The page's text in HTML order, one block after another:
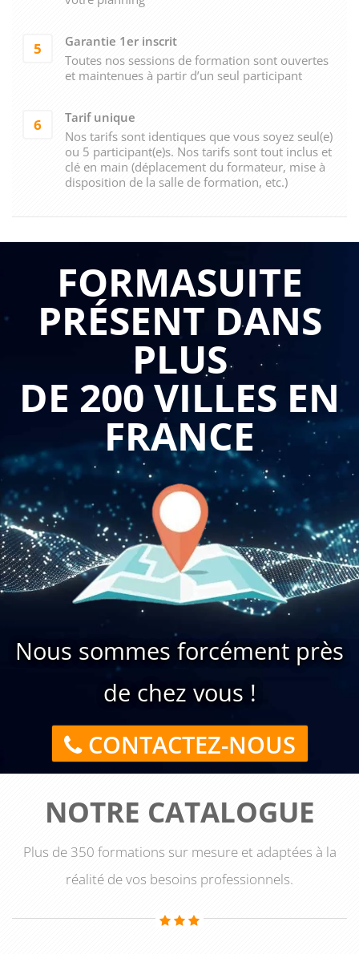
5
Garantie 1er inscrit
Toutes nos sessions de formation sont ouvertes
et maintenues à partir d’un seul participant
6
Tarif unique
Nos tarifs sont identiques que vous soyez seul(e)
ou 5 participant(e)s. Nos tarifs sont tout inclus et
clé en main (déplacement du formateur, mise à
disposition de la salle de formation, etc.)
FORMASUITE
PRÉSENT DANS
PLUS
DE 200 VILLES EN
FRANCE
Nous sommes forcément près
de chez vous !
CONTACTEZ-NOUS
NOTRE CATALOGUE
Plus de 350 formations sur mesure et adaptées à la
réalité de vos besoins professionnels.